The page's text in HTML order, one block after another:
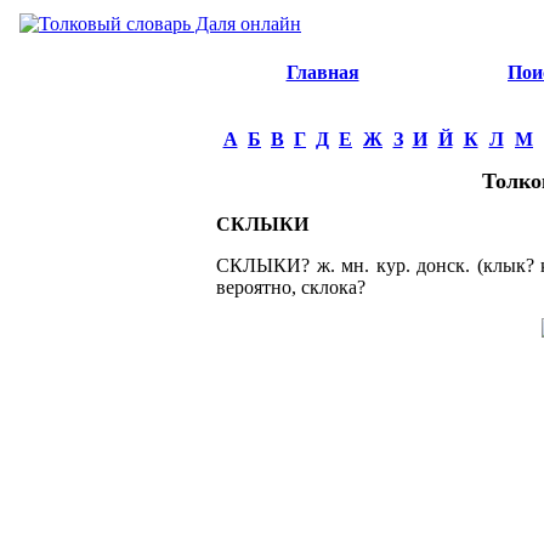
Главная
А Б В Г Д Е Ж З И Й К Л М
СКЛЫКИ
СКЛЫКИ? ж. мн. кур. донск. (клык?
вероятно, склока?